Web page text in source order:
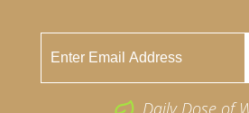
Daily Dose of